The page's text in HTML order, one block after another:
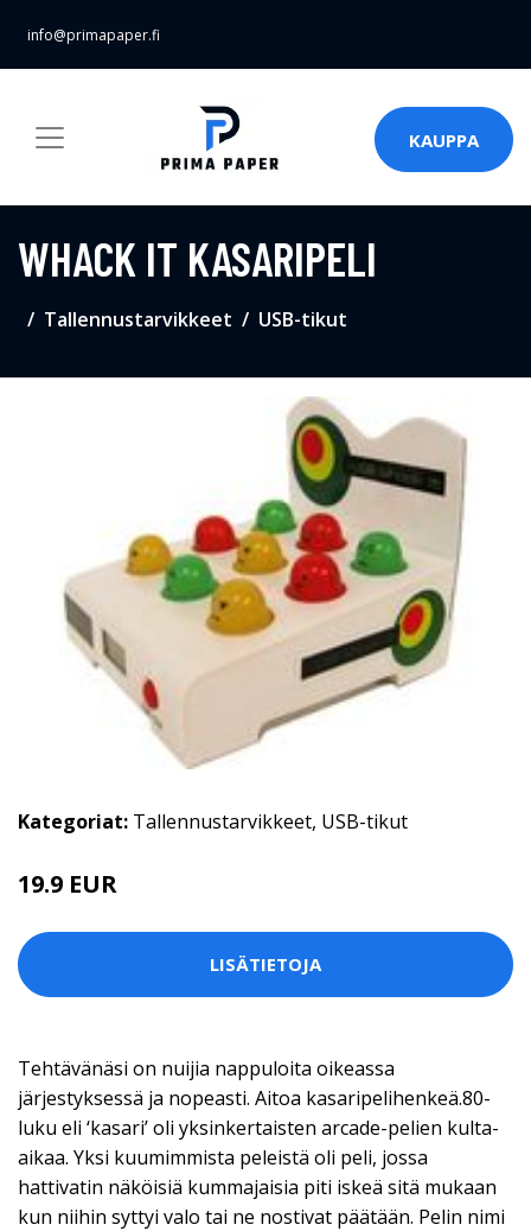
info@primapaper.fi
KAUPPA
WHACK IT KASARIPELI
Tallennustarvikkeet USB-tikut
Kategoriat: Tallennustarvikkeet, USB-tikut
19.9 EUR
LISÄTIETOJA
Tehtävänäsi on nuijia nappuloita oikeassa
järjestyksessä ja nopeasti. Aitoa kasaripelihenkeä.80-
luku eli ‘kasari’ oli yksinkertaisten arcade-pelien kulta-
aikaa. Yksi kuumimmista peleistä oli peli, jossa
hattivatin näköisiä kummajaisia piti iskeä sitä mukaan
kun niihin syttyi valo tai ne nostivat päätään. Pelin nimi